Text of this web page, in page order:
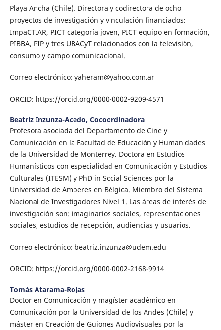
Playa Ancha (Chile). Directora y codirectora de ocho
proyectos de investigación y vinculación financiados:
ImpaCT.AR, PICT categoría joven, PICT equipo en formación,
PIBBA, PIP y tres UBACyT relacionados con la televisión,
consumo y campo comunicacional.
Correo electrónico: yaheram@yahoo.com.ar
ORCID: https://orcid.org/0000-0002-9209-4571
Beatriz Inzunza-Acedo, Cocoordinadora
Profesora asociada del Departamento de Cine y
Comunicación en la Facultad de Educación y Humanidades
de la Universidad de Monterrey. Doctora en Estudios
Humanísticos con especialidad en Comunicación y Estudios
Culturales (ITESM) y PhD in Social Sciences por la
Universidad de Amberes en Bélgica. Miembro del Sistema
Nacional de Investigadores Nivel 1. Las áreas de interés de
investigación son: imaginarios sociales, representaciones
sociales, estudios de recepción, audiencias y usuarios.
Correo electrónico: beatriz.inzunza@udem.edu
ORCID: https://orcid.org/0000-0002-2168-9914
Tomás Atarama-Rojas
Doctor en Comunicación y magíster académico en
Comunicación por la Universidad de los Andes (Chile) y
máster en Creación de Guiones Audiovisuales por la